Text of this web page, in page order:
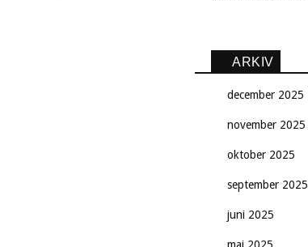
ARKIV
december 2025
november 2025
oktober 2025
september 2025
juni 2025